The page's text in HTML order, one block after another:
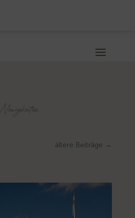
Neuigkeiten
ältere Beiträge →